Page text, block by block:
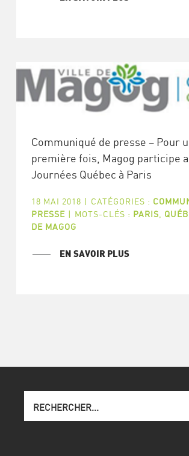
Communiqué de presse – Pour
première fois, Magog participe
Journées Québec à Paris
18 MAI 2018 | CATÉGORIES :
PRESSE | MOTS-CLÉS : PARIS
DE MAGOG
EN SAVOIR PLUS
sur